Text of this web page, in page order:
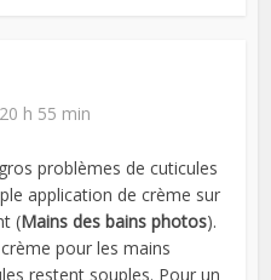
h 55 min
problèmes de cuticules
application de crème sur
(Mains des bains photos).
pour les mains
restent souples. Pour un